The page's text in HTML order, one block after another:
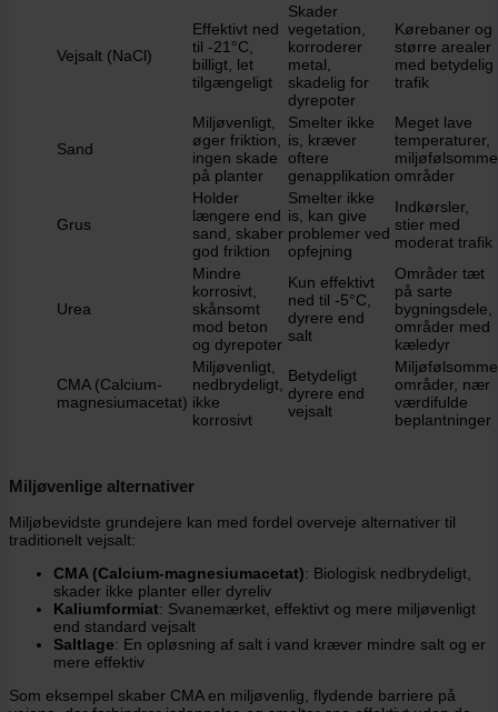
Vejsalt (NaCl)
Effektivt ned
til -21°C,
billigt, let
tilgængeligt
Skader
vegetation,
korroderer
metal,
skadelig for
dyrepoter
Kørebaner og
større arealer
med betydelig
trafik
Sand
Miljøvenligt,
øger friktion,
ingen skade
på planter
Smelter ikke
is, kræver
oftere
genapplikation
Meget lave
temperaturer,
miljøfølsomme
områder
Grus
Holder
længere end
sand, skaber
god friktion
Smelter ikke
is, kan give
problemer ved
opfejning
Indkørsler,
stier med
moderat trafik
Urea
Mindre
korrosivt,
skånsomt
mod beton
og dyrepoter
Kun effektivt
ned til -5°C,
dyrere end
salt
Områder tæt
på sarte
bygningsdele,
områder med
kæledyr
CMA (Calcium-
magnesiumacetat)
Miljøvenligt,
nedbrydeligt,
ikke
korrosivt
Betydeligt
dyrere end
vejsalt
Miljøfølsomme
områder, nær
værdifulde
beplantninger
Miljøvenlige alternativer
Miljøbevidste grundejere kan med fordel overveje alternativer til
traditionelt vejsalt:
CMA (Calcium-magnesiumacetat): Biologisk nedbrydeligt,
skader ikke planter eller dyreliv
Kaliumformiat: Svanemærket, effektivt og mere miljøvenligt
end standard vejsalt
Saltlage: En opløsning af salt i vand kræver mindre salt og er
mere effektiv
Som eksempel skaber CMA en miljøvenlig, flydende barriere på